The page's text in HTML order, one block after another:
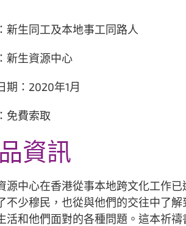
新生同工及本地事工同路人
新生資源中心
期：2020年1月
免費索取
資訊
源中心在香港從事本地跨文化工作
不少穆民，也從與他們的交往中了
活和他們面對的各種問題。這本祈